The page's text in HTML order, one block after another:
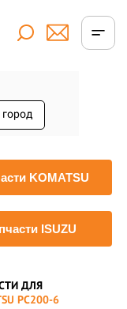
KOMATSU
ISUZU
ДЛЯ
PC200-6